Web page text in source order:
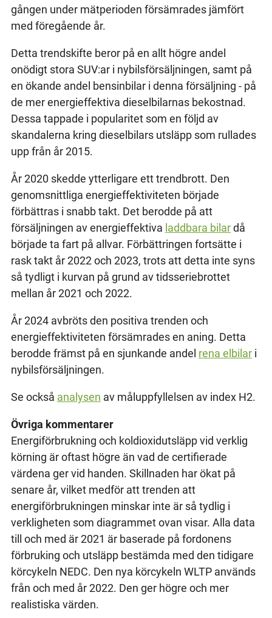
gången under mätperioden försämrades jämfört
med föregående år.
Detta trendskifte beror på en allt högre andel
onödigt stora SUV:ar i nybilsförsäljningen, samt på
en ökande andel bensinbilar i denna försäljning - på
de mer energieffektiva dieselbilarnas bekostnad.
Dessa tappade i popularitet som en följd av
skandalerna kring dieselbilars utsläpp som rullades
upp från år 2015.
År 2020 skedde ytterligare ett trendbrott. Den
genomsnittliga energieffektiviteten började
förbättras i snabb takt. Det berodde på att
försäljningen av energieffektiva laddbara bilardå
började ta fart på allvar. Förbättringen fortsätte i
rask takt år 2022 och 2023, trots att detta inte syns
så tydligt i kurvan på grund av tidsseriebrottet
mellan år 2021 och 2022.
År 2024 avbröts den positiva trenden och
energieffektiviteten försämrades en aning. Detta
berodde främst på en sjunkande andel rena elbilari
nybilsförsäljningen.
Se också analysen av måluppfyllelsen av index H2.
Övriga kommentarer
Energiförbrukning och koldioxidutsläpp vid verklig
körning är oftast högre än vad de certifierade
värdena ger vid handen. Skillnaden har ökat på
senare år, vilket medför att trenden att
energiförbrukningen minskar inte är så tydlig i
verkligheten som diagrammet ovan visar. Alla data
till och med är 2021 är baserade på fordonens
förbruking och utsläpp bestämda med den tidigare
körcykeln NEDC. Den nya körcykeln WLTP används
från och med år 2022. Den ger högre och mer
realistiska värden.